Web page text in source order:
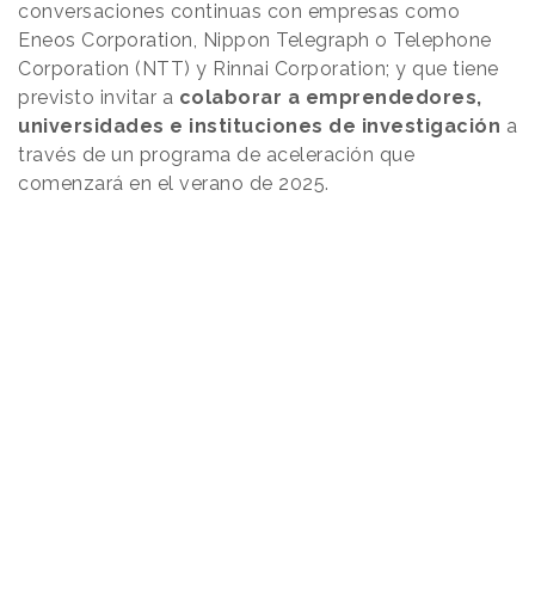
conversaciones continuas con empresas como
Eneos Corporation, Nippon Telegraph o Telephone
Corporation (NTT) y Rinnai Corporation; y que tiene
previsto invitar a colaborar a emprendedores,
universidades e instituciones de investigación a
través de un programa de aceleración que
comenzará en el verano de 2025.